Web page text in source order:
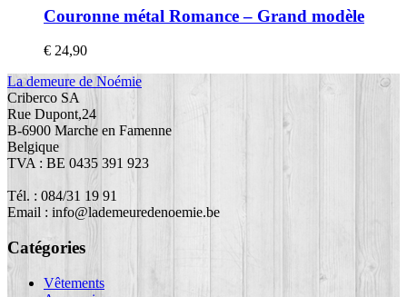
Couronne métal Romance – Grand modèle
€ 24,90
La demeure de Noémie
Criberco SA
Rue Dupont,24
B-6900 Marche en Famenne
Belgique
TVA : BE 0435 391 923
Tél. : 084/31 19 91
Email : info@lademeuredenoemie.be
Catégories
Vêtements